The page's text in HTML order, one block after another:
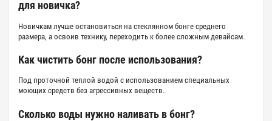
для новичка?
Новичкам лучше остановиться на стеклянном бонге среднего
размера, а освоив технику, переходить к более сложным девайсам.
Как чистить бонг после использования?
Под проточной теплой водой с использованием специальных
моющих средств без агрессивных веществ.
Сколько воды нужно наливать в бонг?